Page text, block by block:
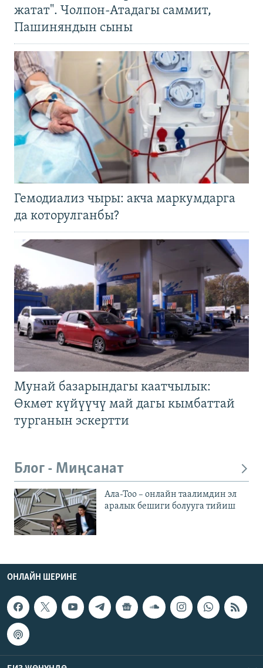
жатат". Чолпон-Атадагы саммит,
Пашиняндын сыны
Гемодиализ чыры: акча маркумдарга
да которулганбы?
Мунай базарындагы каатчылык:
Өкмөт күйүүчү май дагы кымбаттай
турганын эскертти
Блог - Миңсанат
Ала-Тоо – онлайн таалимдин эл
аралык бешиги болууга тийиш
ОНЛАЙН ШЕРИНЕ